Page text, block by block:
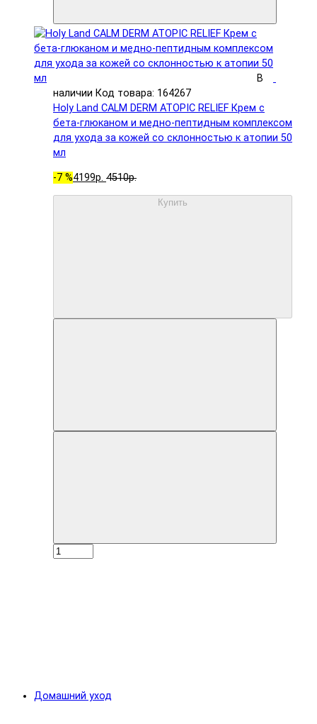
В
наличии Код товара: 164267
Holy Land CALM DERM ATOPIC RELIEF Крем с
бета-глюканом и медно-пептидным комплексом
для ухода за кожей со склонностью к атопии 50
мл
-7 %4199р. 4510р.
Купить
Домашний уход